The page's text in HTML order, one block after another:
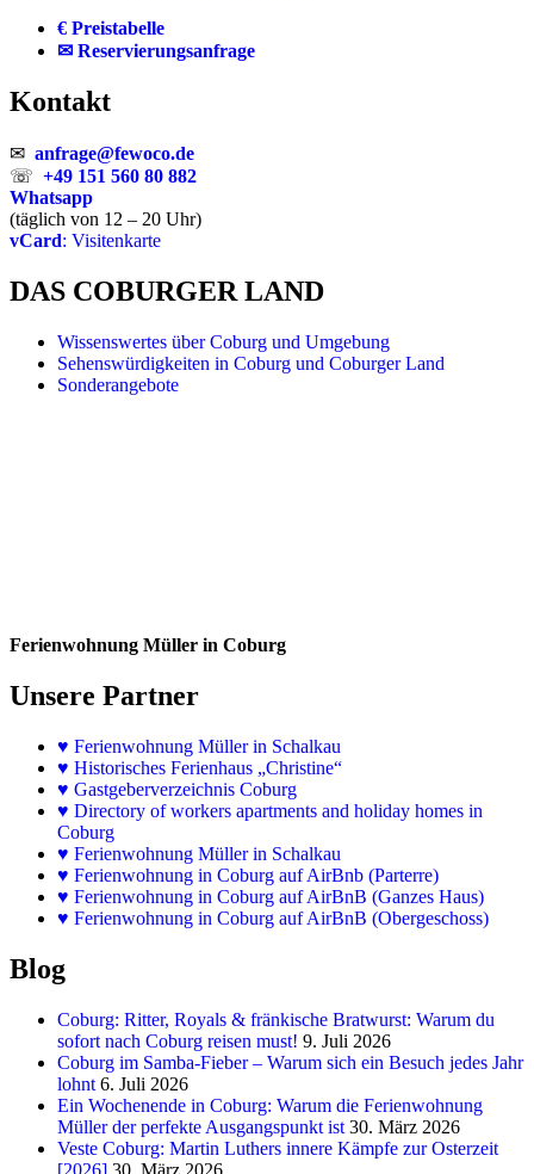
€ Preistabelle
✉ Reservierungsanfrage
Kontakt
✉ anfrage@fewoco.de
☏ +49 151 560 80 882
Whatsapp
(täglich von 12 – 20 Uhr)
vCard: Visitenkarte
DAS COBURGER LAND
Wissenswertes über Coburg und Umgebung
Sehenswürdigkeiten in Coburg und Coburger Land
Sonderangebote
Ferienwohnung Müller in Coburg
Unsere Partner
♥ Ferienwohnung Müller in Schalkau
♥ Historisches Ferienhaus „Christine“
♥ Gastgeberverzeichnis Coburg
♥ Directory of workers apartments and holiday homes in
Coburg
♥ Ferienwohnung Müller in Schalkau
♥ Ferienwohnung in Coburg auf AirBnb (Parterre)
♥ Ferienwohnung in Coburg auf AirBnB (Ganzes Haus)
♥ Ferienwohnung in Coburg auf AirBnB (Obergeschoss)
Blog
Coburg: Ritter, Royals & fränkische Bratwurst: Warum du
sofort nach Coburg reisen must! 9. Juli 2026
Coburg im Samba-Fieber – Warum sich ein Besuch jedes Jahr
lohnt 6. Juli 2026
Ein Wochenende in Coburg: Warum die Ferienwohnung
Müller der perfekte Ausgangspunkt ist 30. März 2026
Veste Coburg: Martin Luthers innere Kämpfe zur Osterzeit
[2026] 30. März 2026